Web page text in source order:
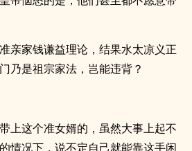
亲家钱谦益理论，结果水太凉义正
乃是祖宗家法，岂能违背？
上这个准女婿的，虽然大事上起不
情况下，说不定自己就能靠这手闲